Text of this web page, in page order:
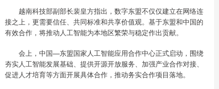
越南科技部副部长裴皇方指出，数字东盟不仅仅建立在网络连
接之上，更需要信任、共同标准和共享价值观。基于东盟和中国的
有效合作，将推动人工智能为本地区繁荣与稳定作出贡献。
会上，中国—东盟国家人工智能应用合作中心正式启动，围绕
夯实人工智能发展基础、提供开源开放服务、加强产业合作对接、
促进人才培育等方面开展具体合作，推动务实合作项目落地。